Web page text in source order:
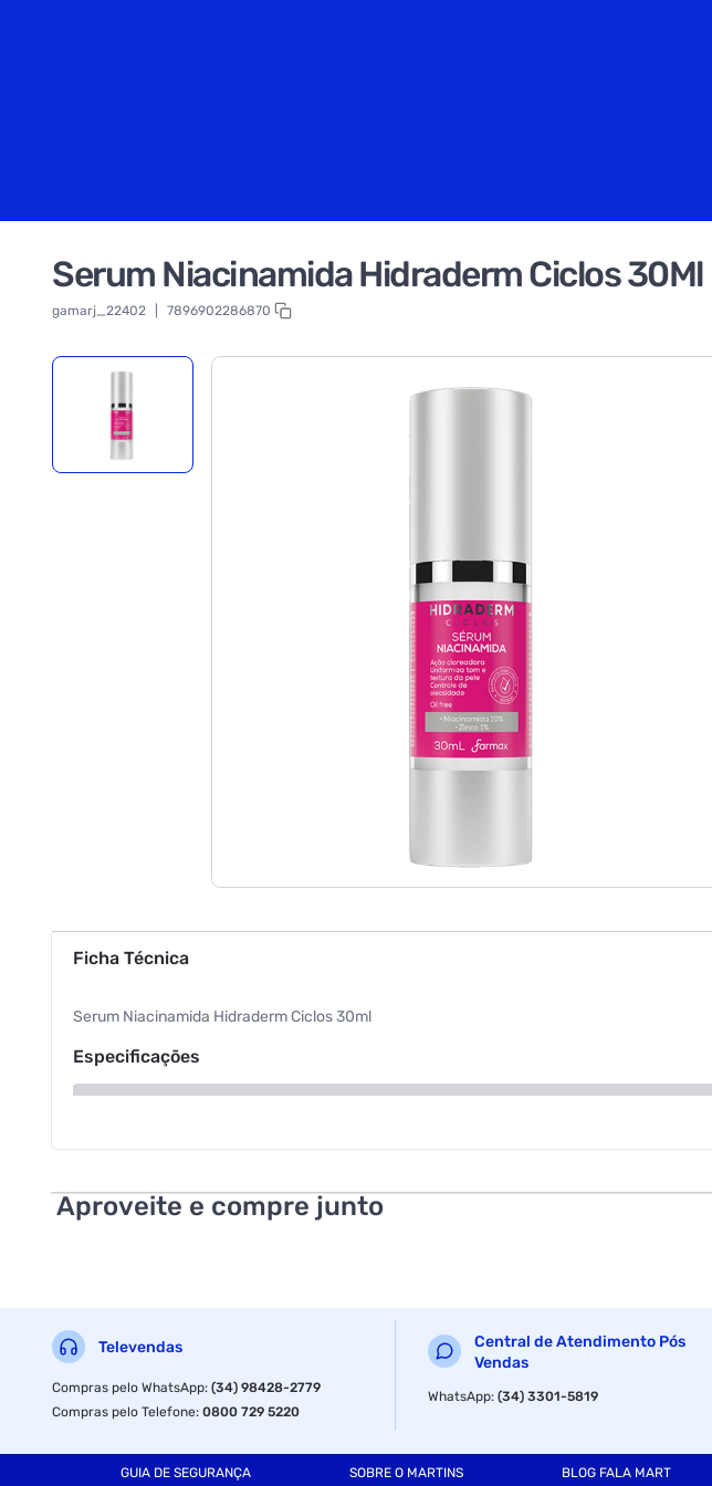
Serum Niacinamida Hidraderm Ciclos 30Ml
gamarj_22402 7896902286870
Ficha Técnica
Serum Niacinamida Hidraderm Ciclos 30ml
Especificações
Aproveite e compre junto
Televendas
Compras pelo WhatsApp:(34) 98428-2779
Compras pelo Telefone:0800 729 5220
Central de Atendimento Pós
Vendas
WhatsApp:(34) 3301-5819
GUIA DE SEGURANÇA SOBRE O MARTINS BLOG FALA MART